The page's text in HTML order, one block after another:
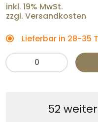
inkl. 19% MwSt.
zzgl. Versandkosten
Lieferbar in 28-35
52